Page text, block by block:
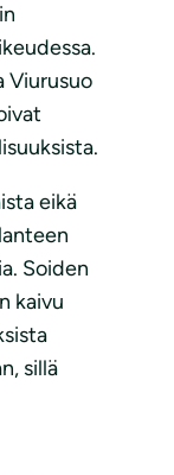
Viurusuo
eikä
Soiden
kaivu
sillä